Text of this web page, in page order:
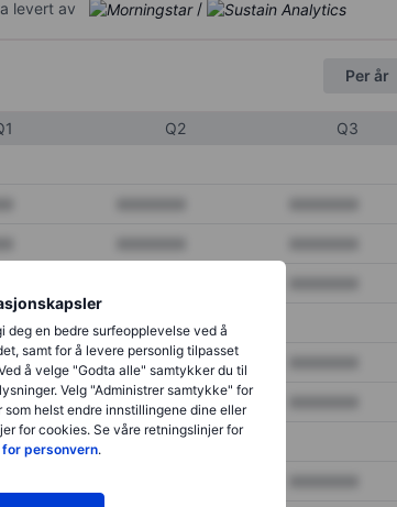
deg en bedre surfeopplevelse ved å
samt for å levere personlig tilpasset
å velge "Godta alle" samtykker du til
Velg "Administrer samtykke" for
helst endre innstillingene dine eller
for cookies. Se våre retningslinjer for
personvern.
levert av
/
Per år
Q2 Q3
XXXXXXX
XXXXXXX